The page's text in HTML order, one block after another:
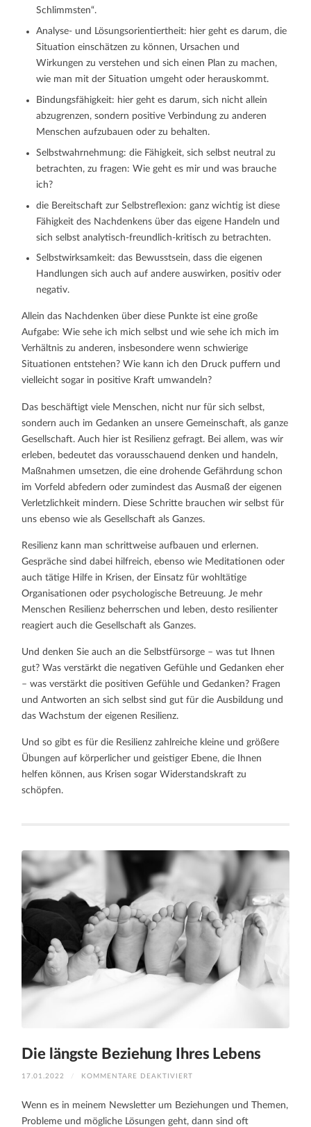
Schlimmsten“.
Analyse- und Lösungsorientiertheit: hier geht es darum, die
Situation einschätzen zu können, Ursachen und
Wirkungen zu verstehen und sich einen Plan zu machen,
wie man mit der Situation umgeht oder herauskommt.
Bindungsfähigkeit: hier geht es darum, sich nicht allein
abzugrenzen, sondern positive Verbindung zu anderen
Menschen aufzubauen oder zu behalten.
Selbstwahrnehmung: die Fähigkeit, sich selbst neutral zu
betrachten, zu fragen: Wie geht es mir und was brauche
ich?
die Bereitschaft zur Selbstreflexion: ganz wichtig ist diese
Fähigkeit des Nachdenkens über das eigene Handeln und
sich selbst analytisch-freundlich-kritisch zu betrachten.
Selbstwirksamkeit: das Bewusstsein, dass die eigenen
Handlungen sich auch auf andere auswirken, positiv oder
negativ.
Allein das Nachdenken über diese Punkte ist eine große
Aufgabe: Wie sehe ich mich selbst und wie sehe ich mich im
Verhältnis zu anderen, insbesondere wenn schwierige
Situationen entstehen? Wie kann ich den Druck puffern und
vielleicht sogar in positive Kraft umwandeln?
Das beschäftigt viele Menschen, nicht nur für sich selbst,
sondern auch im Gedanken an unsere Gemeinschaft, als ganze
Gesellschaft. Auch hier ist Resilienz gefragt. Bei allem, was wir
erleben, bedeutet das vorausschauend denken und handeln,
Maßnahmen umsetzen, die eine drohende Gefährdung schon
im Vorfeld abfedern oder zumindest das Ausmaß der eigenen
Verletzlichkeit mindern. Diese Schritte brauchen wir selbst für
uns ebenso wie als Gesellschaft als Ganzes.
Resilienz kann man schrittweise aufbauen und erlernen.
Gespräche sind dabei hilfreich, ebenso wie Meditationen oder
auch tätige Hilfe in Krisen, der Einsatz für wohltätige
Organisationen oder psychologische Betreuung. Je mehr
Menschen Resilienz beherrschen und leben, desto resilienter
reagiert auch die Gesellschaft als Ganzes.
Und denken Sie auch an die Selbstfürsorge – was tut Ihnen
gut? Was verstärkt die negativen Gefühle und Gedanken eher
– was verstärkt die positiven Gefühle und Gedanken? Fragen
und Antworten an sich selbst sind gut für die Ausbildung und
das Wachstum der eigenen Resilienz.
Und so gibt es für die Resilienz zahlreiche kleine und größere
Übungen auf körperlicher und geistiger Ebene, die Ihnen
helfen können, aus Krisen sogar Widerstandskraft zu
schöpfen.
Die längste Beziehung Ihres Lebens
17.01.2022 / KOMMENTARE DEAKTIVIERT
BEZIEHUNG
IHRES
LEBENS
Wenn es in meinem Newsletter um Beziehungen und Themen,
Probleme und mögliche Lösungen geht, dann sind oft